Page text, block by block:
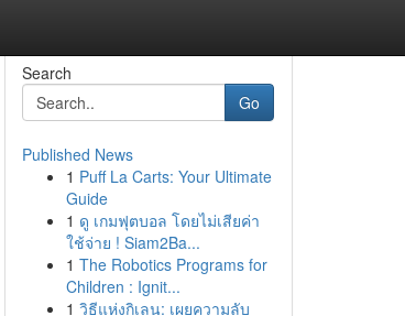
Search
Go
Published News
1 Puff La Carts: Your Ultimate
Guide
1 ดู เกมฟุตบอล โดยไม่เสียค่า
ใช้จ่าย ! Siam2Ba...
1 The Robotics Programs for
Children : Ignit...
1 วิธีแห่งกิเลน: เผยความลับ